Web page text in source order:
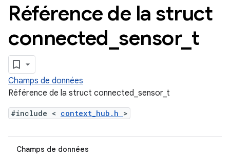
Référence de la struct
connected sensor_ t
Champs de données
Référence de la struct connected_sensor_t
#include < context_hub.h >
Champs de données